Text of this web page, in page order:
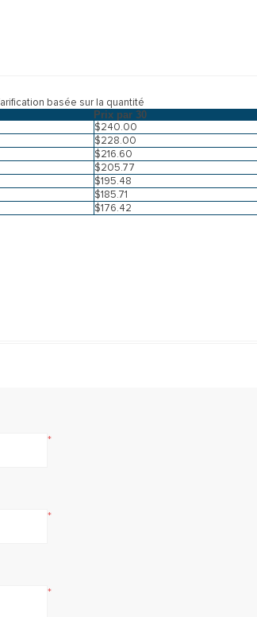
basée sur la quantité
Prix par 30
$240.00
$228.00
$216.60
$205.77
$195.48
$185.71
$176.42
*
*
*